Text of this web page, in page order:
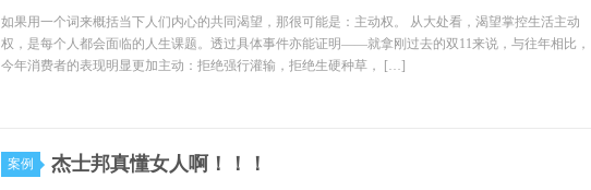
如果用一个词来概括当下人们内心的共同渴望，那很可能是：主动权。 从大处看，渴望掌控生活主动
权，是每个人都会面临的人生课题。透过具体事件亦能证明——就拿刚过去的双11来说，与往年相比，
今年消费者的表现明显更加主动：拒绝强行灌输，拒绝生硬种草， […]
案例 杰士邦真懂女人啊！！！